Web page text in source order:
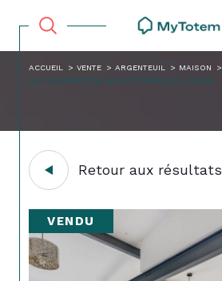
ACCUEIL VENTE ARGENTEUIL MAISON
RUE DES BRETONS MAISON116M AVEC JARDIN
Retour aux résultats
VENDU